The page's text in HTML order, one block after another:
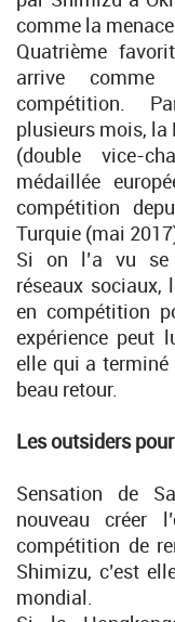
comme la
Quatrième
arrive
compétition.
plusieurs mois, la
(double vice-
médaillée
compétition
Turquie (mai
Si on l’a vu se
réseaux sociaux,
en compétition
expérience peut
elle qui a terminé
beau retour.
Les outsiders
Sensation de
nouveau créer
compétition de
Shimizu, c’est
mondial.